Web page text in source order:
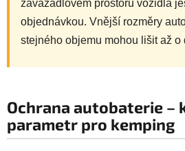
zavazadlovém prostoru vozidla
objednávkou. Vnější rozměry
stejného objemu mohou lišit až o
Ochrana autobaterie –
parametr pro kemping